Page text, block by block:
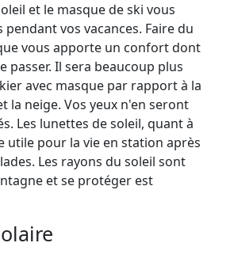
et le masque de ski vous
vos vacances. Faire du
vous apporte un confort dont
passer. Il sera beaucoup plus
avec masque par rapport à la
la neige. Vos yeux n'en seront
Les lunettes de soleil, quant à
utile pour la vie en station après
Les rayons du soleil sont
et se protéger est